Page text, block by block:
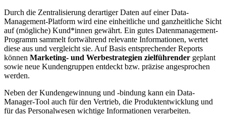
Durch die Zentralisierung derartiger Daten auf einer Data-
Management-Platform wird eine einheitliche und ganzheitliche Sicht
auf (mögliche) Kund*innen gewährt. Ein gutes Datenmanagement-
Programm sammelt fortwährend relevante Informationen, wertet
diese aus und vergleicht sie. Auf Basis entsprechender Reports
können Marketing- und Werbestrategien zielführender geplant
sowie neue Kundengruppen entdeckt bzw. präzise angesprochen
werden.
Neben der Kundengewinnung und -bindung kann ein Data-
Manager-Tool auch für den Vertrieb, die Produktentwicklung und
für das Personalwesen wichtige Informationen verarbeiten.